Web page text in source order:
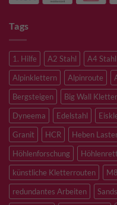
Tags
1. Hilfe A2 Stahl A4 Stahl
Alpinklettern
Alpinroute
Bergsteigen
Big Wall
Dyneema
Edelstahl
Granit
HCR Heben
Höhlenforschung
künstliche Kletterrouten
M8
redundantes Arbeiten